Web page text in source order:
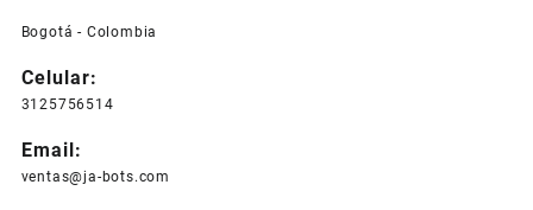
Bogotá - Colombia
Celular:
3125756514
Email:
ventas@ja-bots.com